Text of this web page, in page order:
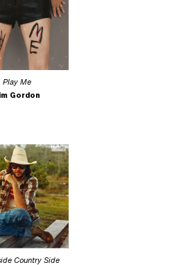
Play Me
Gordon
Country Side